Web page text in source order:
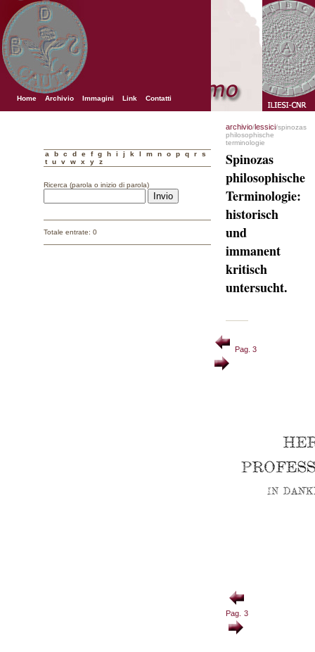
Home Archivio Immagini Link Contatti
a b c d e f g h i j k l m n o p q r
s
t
u v w x y z
Ricerca (parola o inizio di parola)
Totale entrate: 0
archivio/lessici/spinozas
philosophische
terminologie
Spinozas
philosophische
Terminologie:
historisch
und
immanent
kritisch
untersucht.
Pag. 3
Pag. 3